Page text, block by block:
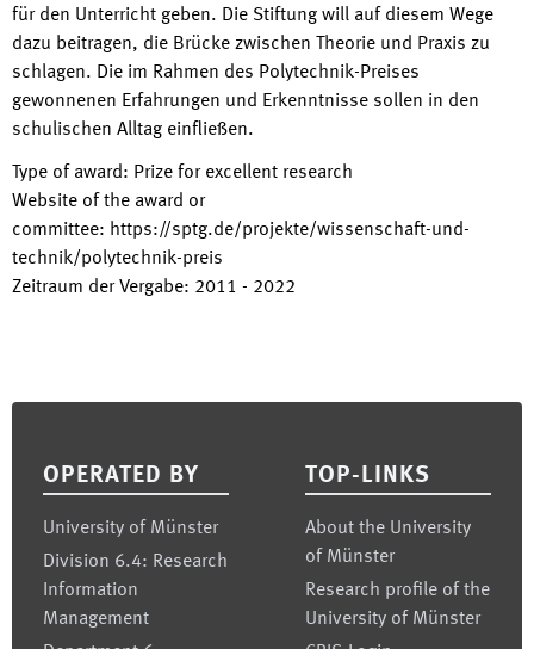
für den Unterricht geben. Die Stiftung will auf diesem Wege
dazu beitragen, die Brücke zwischen Theorie und Praxis zu
schlagen. Die im Rahmen des Polytechnik-Preises
gewonnenen Erfahrungen und Erkenntnisse sollen in den
schulischen Alltag einfließen.
Type of award: Prize for excellent research
Website of the award or
committee: https://sptg.de/projekte/wissenschaft-und-
technik/polytechnik-preis
Zeitraum der Vergabe: 2011 - 2022
OPERATED BY
University of Münster
Division 6.4: Research
Information
Management
TOP-LINKS
About the University
of Münster
Research profile of the
University of Münster